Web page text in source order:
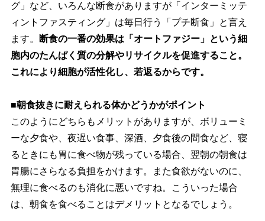
グ」など、いろんな断食がありますが「インターミッテ
ィントファスティング」は毎日行う「プチ断食」と言え
ます。
断食の一番の効果は「オートファジー」という細
胞内のたんぱく質の分解やリサイクルを促進すること。
これにより細胞が活性化し、若返るからです。
■朝食抜きに耐えられる体かどうかがポイント
このようにどちらもメリットがありますが、ボリューミ
ーな夕食や、夜遅い食事、深酒、夕食後の間食など、寝
るときにも胃に食べ物が残っている場合、翌朝の朝食は
胃腸にさらなる負担をかけます。また食欲がないのに、
無理に食べるのも消化に悪いですね。こういった場合
は、朝食を食べることはデメリットとなるでしょう。